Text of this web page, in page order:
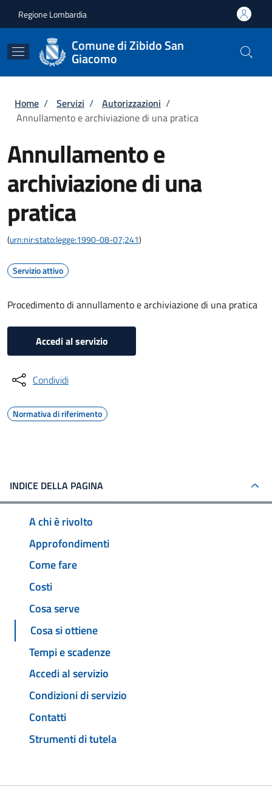
Regione Lombardia
Comune di Zibido San
Giacomo
Briciole di pane
Home / Servizi / Autorizzazioni /
Annullamento e archiviazione di una pratica
Annullamento e
archiviazione di una
pratica
(urn:nir:stato:legge:1990-08-07;241)
Servizio attivo
Procedimento di annullamento e archiviazione di una pratica
Accedi al servizio
Condividi
Normativa di riferimento
INDICE DELLA PAGINA
A chi è rivolto
Approfondimenti
Come fare
Costi
Cosa serve
Cosa si ottiene
Tempi e scadenze
Accedi al servizio
Condizioni di servizio
Contatti
Strumenti di tutela